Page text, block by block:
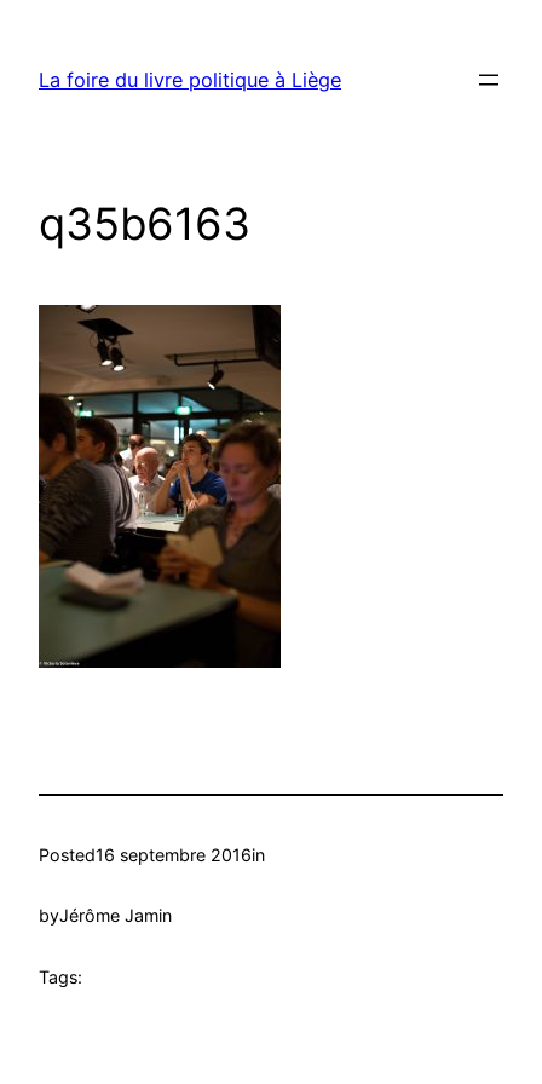
contenu
La foire du livre politique à Liège
q35b6163
Posted16 septembre 2016in
byJérôme Jamin
Tags: